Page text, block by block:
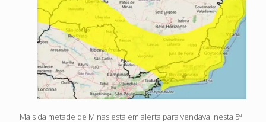
Mais da metade de Minas está em alerta para vendaval nesta 5ª